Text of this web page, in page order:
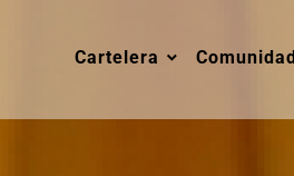
Cartelera Comunidad